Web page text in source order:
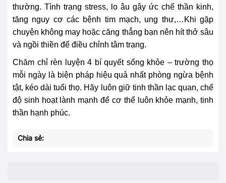
thường. Tình trạng stress, lo âu gây ức chế thần kinh,
tăng nguy cơ các bệnh tim mạch, ung thư,…Khi gặp
chuyện không may hoặc căng thẳng bạn nên hít thở sâu
và ngồi thiền để điều chỉnh tâm trạng.
Chăm chỉ rèn luyện 4 bí quyết sống khỏe – trường thọ
mỗi ngày là biện pháp hiệu quả nhất phòng ngừa bệnh
tật, kéo dài tuổi thọ. Hãy luôn giữ tinh thần lạc quan, chế
độ sinh hoạt lành mạnh để cơ thể luôn khỏe mạnh, tinh
thần hạnh phúc.
Chia sẻ: